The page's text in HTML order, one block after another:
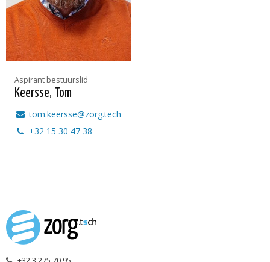
Aspirant bestuurslid
Keersse, Tom
tom.keersse@zorg.tech
+32 15 30 47 38